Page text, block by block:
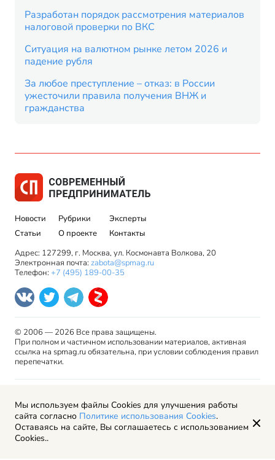
Разработан порядок рассмотрения материалов
налоговой проверки по ВКС
Ситуация на валютном рынке летом 2026 и
падение рубля
За любое преступление – отказ: в России
ужесточили правила получения ВНЖ и
гражданства
Новости
Статьи
Рубрики
О проекте
Эксперты
Контакты
Адрес: 127299, г. Москва, ул. Космонавта Волкова, 20
Электронная почта: zabota@spmag.ru
Телефон: +7 (495) 189-00-35
© 2006 — 2026 Все права защищены.
При полном и частичном использовании материалов, активная
ссылка на spmag.ru обязательна, при условии соблюдения правил
перепечатки.
права
Пользовательское соглашение
Политика обработки персональных данных
Рекламодателям
Мы используем файлы Cookies для улучшения работы
сайта согласно Политике использования Cookies.
Оставаясь на сайте, Вы соглашаетесь с использованием
Cookies..